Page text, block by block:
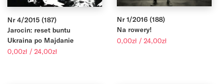
Nr 4/2015 (187)
Jarocin: reset buntu
Ukraina po Majdanie
0,00zł / 24,00złZakres
Nr 1/2016 (188)
Na rowery!
0,00zł / 24,00złZakres